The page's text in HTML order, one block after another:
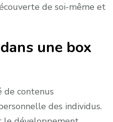
de soi-même et
une box
de contenus
des individus.